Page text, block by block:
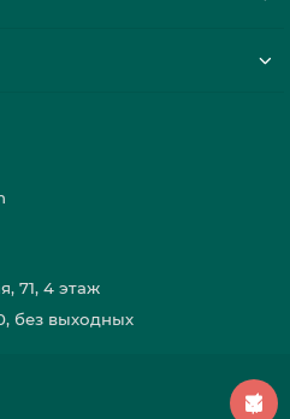
71, 4 этаж
без выходных